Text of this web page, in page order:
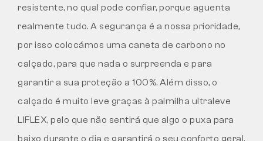
resistente, no qual pode confiar, porque aguenta
realmente tudo. A segurança é a nossa prioridade,
por isso colocámos uma caneta de carbono no
calçado, para que nada o surpreenda e para
garantir a sua proteção a 100%. Além disso, o
calçado é muito leve graças à palmilha ultraleve
LIFLEX, pelo que não sentirá que algo o puxa para
baixo durante o dia e garantirá o seu conforto geral.